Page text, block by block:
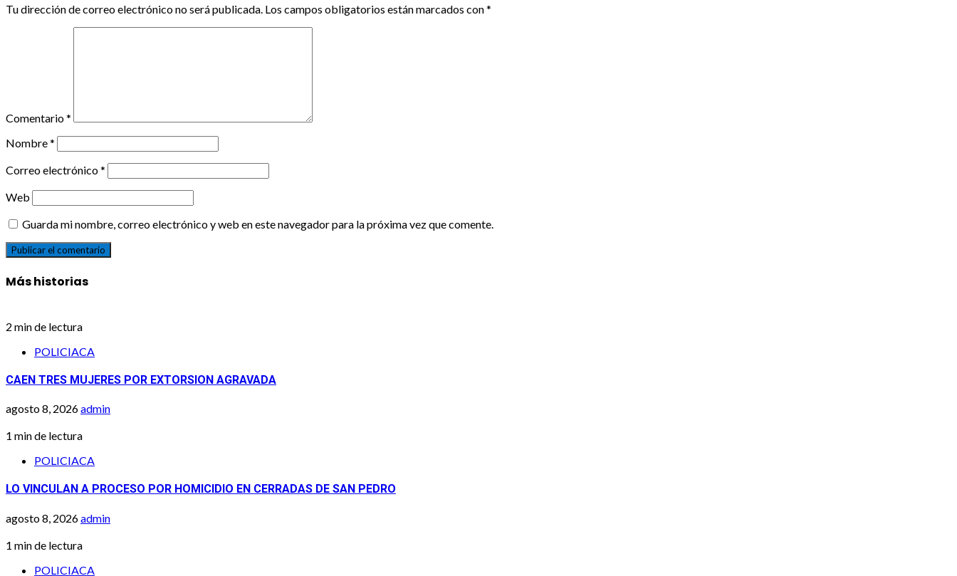
Tu dirección de correo electrónico no será publicada. Los campos obligatorios están marcados con*
Comentario*
Nombre*
Correo electrónico*
Web
Guarda mi nombre, correo electrónico y web en este navegador para la próxima vez que comente.
Más historias
2 min de lectura
POLICIACA
CAEN TRES MUJERES POR EXTORSION AGRAVADA
agosto 8, 2026admin
1 min de lectura
POLICIACA
LO VINCULAN A PROCESO POR HOMICIDIO EN CERRADAS DE SAN PEDRO
agosto 8, 2026admin
1 min de lectura
POLICIACA